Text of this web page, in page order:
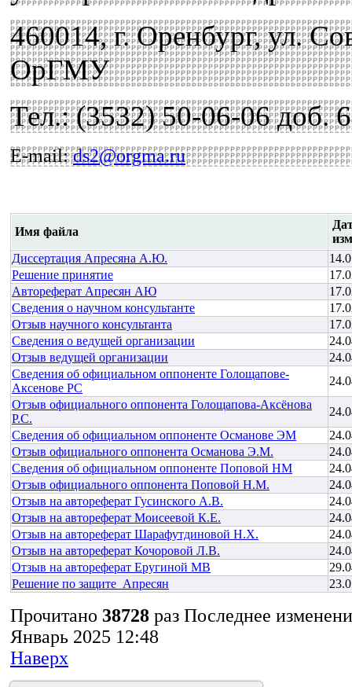
460014, г. Оренбург, ул.
ОрГМУ
Тел.: (3532) 50-06-06 доб.
E-mail:ds2@orgma.ru
Имя файла
Диссертация Апресяна А.Ю.
Решение принятие
Автореферат Апресян АЮ
Сведения о научном консультанте
Отзыв научного консультанта
Сведения о ведущей организации
Отзыв ведущей организации
Сведения об официальном оппоненте Голощапове-
Аксенове РС
Отзыв официального оппонента Голощапова-Аксёнова
Р.С.
Сведения об официальном оппоненте Османове ЭМ
Отзыв официального оппонента Османова Э.М.
Сведения об официальном оппоненте Поповой НМ
Отзыв официального оппонента Поповой Н.М.
Отзыв на автореферат Гусинского А.В.
Отзыв на автореферат Моисеевой К.Е.
Отзыв на автореферат Шарафутдиновой Н.Х.
Отзыв на автореферат Кочоровой Л.В.
Отзыв на автореферат Еругиной МВ
Решение по защите_Апресян
Прочитано 38728 раз Последнее
Январь 2025 12:48
Наверх